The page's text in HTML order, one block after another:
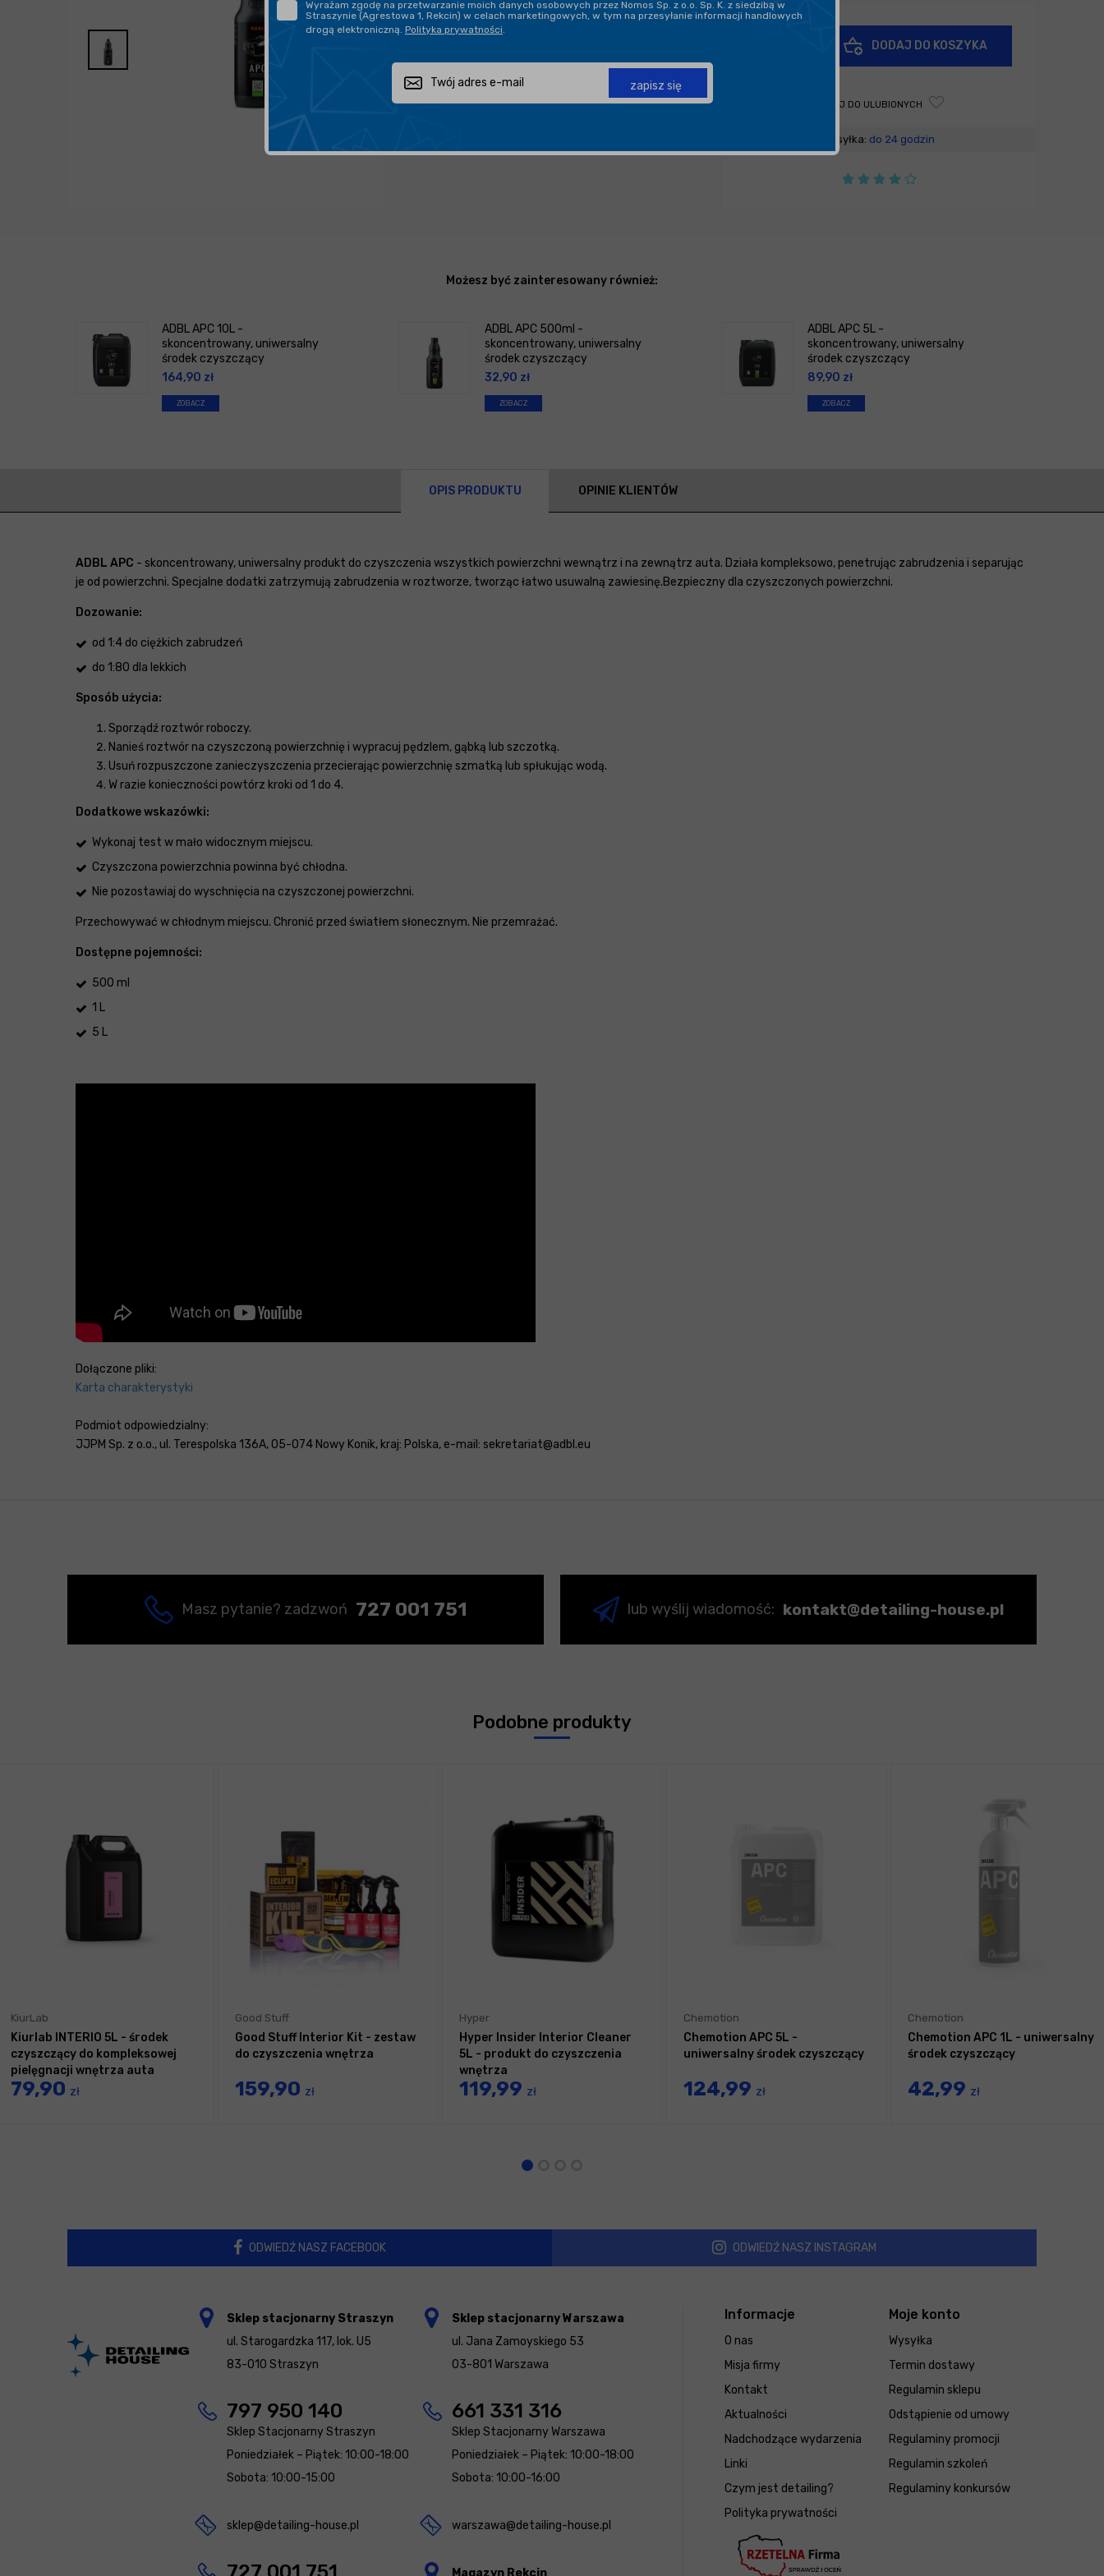
DARMOWA DOSTAWA OD 199,90 ZŁ
DODAJ DO KOSZYKA
DODAJ DO ULUBIONYCH
Wysyłka: do 24 godzin
Możesz być zainteresowany również:
ADBL APC 10L -
skoncentrowany, uniwersalny
środek czyszczący
164,90 zł
ZOBACZ
ADBL APC 500ml -
skoncentrowany, uniwersalny
środek czyszczący
32,90 zł
ZOBACZ
ADBL APC 5L -
skoncentrowany, uniwersalny
środek czyszczący
89,90 zł
ZOBACZ
OPIS PRODUKTU OPINIE KLIENTÓW
ADBL APC - skoncentrowany, uniwersalny produkt do czyszczenia wszystkich powierzchni wewnątrz i na zewnątrz auta. Działa kompleksowo, penetrując zabrudzenia i separując
je od powierzchni. Specjalne dodatki zatrzymują zabrudzenia w roztworze, tworząc łatwo usuwalną zawiesinę.Bezpieczny dla czyszczonych powierzchni.
Dozowanie:
od 1:4 do ciężkich zabrudzeń
do 1:80 dla lekkich
Sposób użycia:
Sporządź roztwór roboczy.
Nanieś roztwór na czyszczoną powierzchnię i wypracuj pędzlem, gąbką lub szczotką.
Usuń rozpuszczone zanieczyszczenia przecierając powierzchnię szmatką lub spłukując wodą.
W razie konieczności powtórz kroki od 1 do 4.
Dodatkowe wskazówki:
Wykonaj test w mało widocznym miejscu.
Czyszczona powierzchnia powinna być chłodna.
Nie pozostawiaj do wyschnięcia na czyszczonej powierzchni.
Przechowywać w chłodnym miejscu. Chronić przed światłem słonecznym. Nie przemrażać.
Dostępne pojemności:
500 ml
1 L
5 L
Dołączone pliki:
Karta charakterystyki
Podmiot odpowiedzialny:
JJPM Sp. z o.o., ul. Terespolska 136A, 05-074 Nowy Konik, kraj: Polska, e-mail: sekretariat@adbl.eu
Masz pytanie? zadzwoń 727 001 751 lub wyślij wiadomość: kontakt@detailing-house.pl
Podobne produkty
KiurLab
Kiurlab INTERIO 5L - środek
czyszczący do kompleksowej
pielęgnacji wnętrza auta
79,90 zł
Good Stuff
Good Stuff Interior Kit - zestaw
do czyszczenia wnętrza
159,90 zł
Hyper
Hyper Insider Interior Cleaner
5L - produkt do czyszczenia
wnętrza
119,99 zł
Chemotion
Chemotion APC 5L -
uniwersalny środek czyszczący
124,99 zł
Chemotion
Chemotion APC 1L - uniwersalny
środek czyszczący
42,99 zł
ODWIEDŹ NASZ FACEBOOK ODWIEDŹ NASZ INSTAGRAM
Wyrażam zgodę na przetwarzanie moich danych osobowych przez Nomos Sp. z o.o. Sp. K. z siedzibą w
Straszynie (Agrestowa 1, Rekcin) w celach marketingowych, w tym na przesyłanie informacji handlowych
drogą elektroniczną. Polityka prywatności
zapisz się
Informacje
O nas
Misja firmy
Kontakt
Aktualności
Nadchodzące wydarzenia
Linki
Czym jest detailing?
Polityka prywatności
Moje konto
Wysyłka
Termin dostawy
Regulamin sklepu
Odstąpienie od umowy
Regulaminy promocji
Regulamin szkoleń
Regulaminy konkursów
Sklep stacjonarny Straszyn
ul. Starogardzka 117, lok. U5
83-010 Straszyn
797 950 140
Sklep Stacjonarny Straszyn
Poniedziałek – Piątek: 10:00-18:00
Sobota: 10:00-15:00
sklep@detailing-house.pl
Sklep stacjonarny Warszawa
ul. Jana Zamoyskiego 53
03-801 Warszawa
661 331 316
Sklep Stacjonarny Warszawa
Poniedziałek – Piątek: 10:00-18:00
Sobota: 10:00-16:00
warszawa@detailing-house.pl